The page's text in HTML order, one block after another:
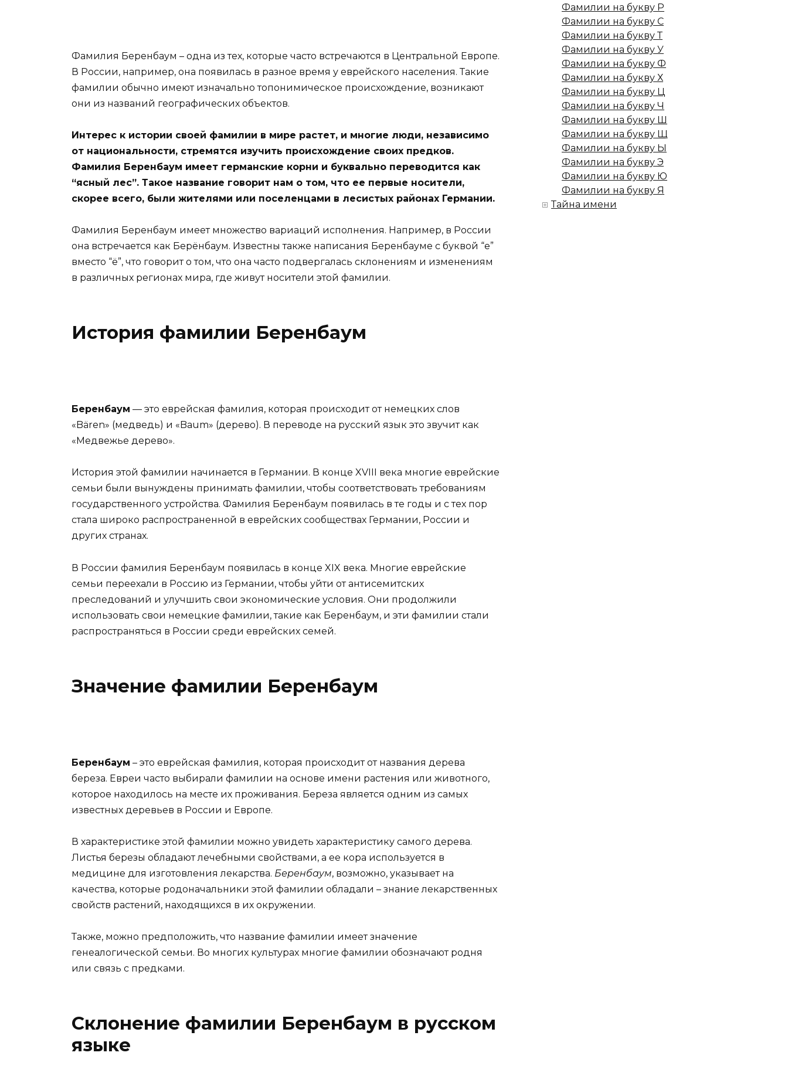
Фамилия Беренбаум – одна из тех, которые часто встречаются в Центральной Европе.
В России, например, она появилась в разное время у еврейского населения. Такие
фамилии обычно имеют изначально топонимическое происхождение, возникают
они из названий географических объектов.
Интерес к истории своей фамилии в мире растет, и многие люди, независимо
от национальности, стремятся изучить происхождение своих предков.
Фамилия Беренбаум имеет германские корни и буквально переводится как
“ясный лес”. Такое название говорит нам о том, что ее первые носители,
скорее всего, были жителями или поселенцами в лесистых районах Германии.
Фамилия Беренбаум имеет множество вариаций исполнения. Например, в России
она встречается как Берёнбаум. Известны также написания Беренбауме с буквой “е”
вместо “ё”, что говорит о том, что она часто подвергалась склонениям и изменениям
в различных регионах мира, где живут носители этой фамилии.
История фамилии Беренбаум
Беренбаум — это еврейская фамилия, которая происходит от немецких слов
«Bären» (медведь) и «Baum» (дерево). В переводе на русский язык это звучит как
«Медвежье дерево».
История этой фамилии начинается в Германии. В конце XVIII века многие еврейские
семьи были вынуждены принимать фамилии, чтобы соответствовать требованиям
государственного устройства. Фамилия Беренбаум появилась в те годы и с тех пор
стала широко распространенной в еврейских сообществах Германии, России и
других странах.
В России фамилия Беренбаум появилась в конце XIX века. Многие еврейские
семьи переехали в Россию из Германии, чтобы уйти от антисемитских
преследований и улучшить свои экономические условия. Они продолжили
использовать свои немецкие фамилии, такие как Беренбаум, и эти фамилии стали
распространяться в России среди еврейских семей.
Значение фамилии Беренбаум
Беренбаум – это еврейская фамилия, которая происходит от названия дерева
береза. Евреи часто выбирали фамилии на основе имени растения или животного,
которое находилось на месте их проживания. Береза является одним из самых
известных деревьев в России и Европе.
В характеристике этой фамилии можно увидеть характеристику самого дерева.
Листья березы обладают лечебными свойствами, а ее кора используется в
медицине для изготовления лекарства. Беренбаум, возможно, указывает на
качества, которые родоначальники этой фамилии обладали – знание лекарственных
свойств растений, находящихся в их окружении.
Также, можно предположить, что название фамилии имеет значение
генеалогической семьи. Во многих культурах многие фамилии обозначают родня
или связь с предками.
Склонение фамилии Беренбаум в русском
языке
Фамилии на букву Р
Фамилии на букву С
Фамилии на букву Т
Фамилии на букву У
Фамилии на букву Ф
Фамилии на букву Х
Фамилии на букву Ц
Фамилии на букву Ч
Фамилии на букву Ш
Фамилии на букву Щ
Фамилии на букву Ы
Фамилии на букву Э
Фамилии на букву Ю
Фамилии на букву Я
Тайна имени